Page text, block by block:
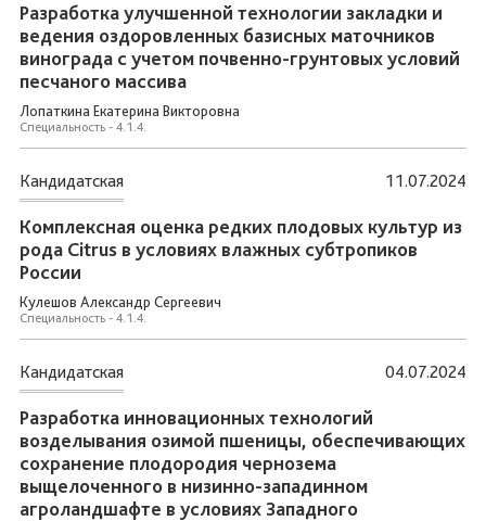
Разработка улучшенной технологии закладки и
ведения оздоровленных базисных маточников
винограда с учетом почвенно-грунтовых условий
песчаного массива
Лопаткина Екатерина Викторовна
Специальность - 4.1.4.
Кандидатская
Комплексная оценка редких плодовых культур из
рода Citrus в условиях влажных субтропиков
России
Кулешов Александр Сергеевич
Специальность - 4.1.4.
11.07.2024
Кандидатская
Разработка инновационных технологий
возделывания озимой пшеницы, обеспечивающих
сохранение плодородия чернозема
выщелоченного в низинно-западинном
агроландшафте в условиях Западного
04.07.2024